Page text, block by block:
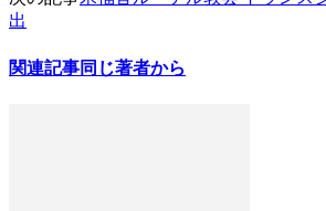
出
関連記事同じ著者から